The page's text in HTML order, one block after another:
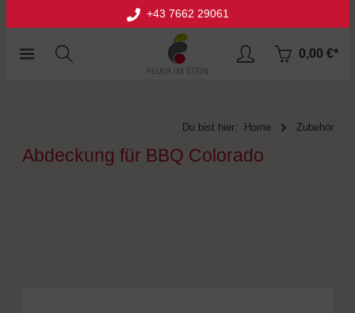
+43 7662 29061
0,00 €*
Du bist hier: Home Zubehör
Abdeckung für BBQ Colorado